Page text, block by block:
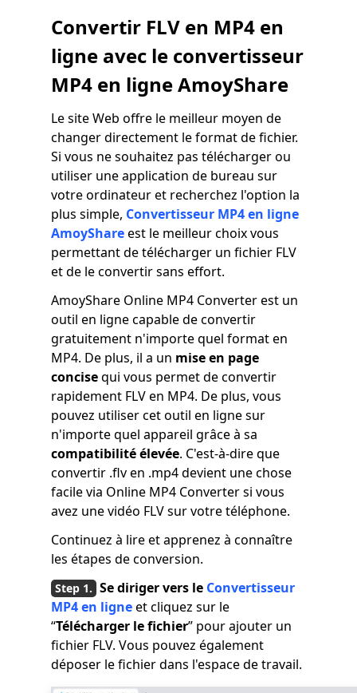
Convertir FLV en MP4 en
ligne avec le convertisseur
MP4 en ligne AmoyShare
Le site Web offre le meilleur moyen de
changer directement le format de fichier.
Si vous ne souhaitez pas télécharger ou
utiliser une application de bureau sur
votre ordinateur et recherchez l'option la
plus simple, Convertisseur MP4 en ligne
AmoyShareest le meilleur choix vous
permettant de télécharger un fichier FLV
et de le convertir sans effort.
AmoyShare Online MP4 Converter est un
outil en ligne capable de convertir
gratuitement n'importe quel format en
MP4. De plus, il a un mise en page
concisequi vous permet de convertir
rapidement FLV en MP4. De plus, vous
pouvez utiliser cet outil en ligne sur
n'importe quel appareil grâce à sa
compatibilité élevée. C'est-à-dire que
convertir .flv en .mp4 devient une chose
facile via Online MP4 Converter si vous
avez une vidéo FLV sur votre téléphone.
Continuez à lire et apprenez à connaître
les étapes de conversion.
Se diriger vers le Convertisseur
MP4 en ligneet cliquez sur le
“Télécharger le fichier” pour ajouter un
fichier FLV. Vous pouvez également
déposer le fichier dans l'espace de travail.